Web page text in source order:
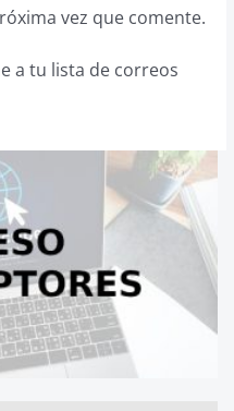
vez que comente.
a tu lista de correos